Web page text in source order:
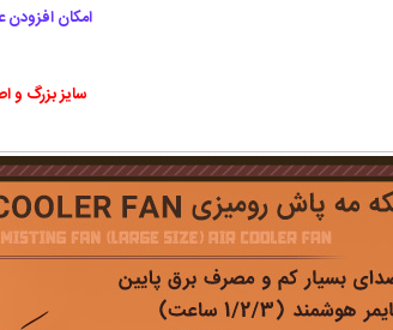
امکان
سایز بزرگ